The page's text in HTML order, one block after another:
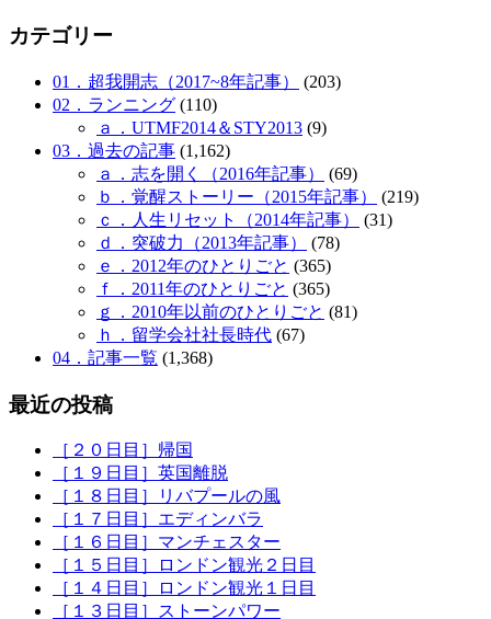
カテゴリー
01．超我開志（2017~8年記事）
(203)
02．ランニング (110)
ａ．UTMF2014＆STY2013 (9)
03．過去の記事 (1,162)
ａ．志を開く（2016年記事）
(69)
ｂ．覚醒ストーリー（2015年記事）
(219)
ｃ．人生リセット（2014年記事）
(31)
ｄ．突破力（2013年記事）
(78)
ｅ．2012年のひとりごと (365)
ｆ．2011年のひとりごと (365)
ｇ．2010年以前のひとりごと (81)
ｈ．留学会社社長時代 (67)
04．記事一覧 (1,368)
最近の投稿
［２０日目］帰国
［１９日目］英国離脱
［１８日目］リバプールの風
［１７日目］エディンバラ
［１６日目］マンチェスター
［１５日目］ロンドン観光２日目
［１４日目］ロンドン観光１日目
［１３日目］ストーンパワー